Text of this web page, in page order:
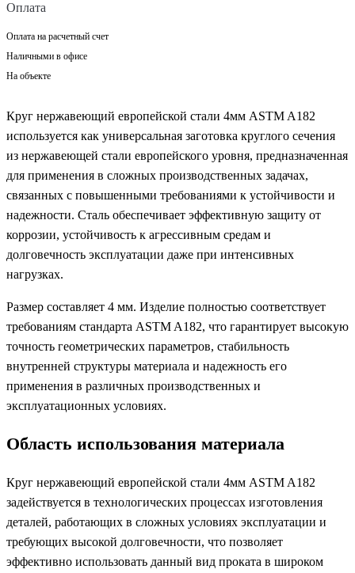
Оплата
Оплата на расчетный счет
Наличными в офисе
На объекте
Круг нержавеющий европейской стали 4мм ASTM A182
используется как универсальная заготовка круглого сечения
из нержавеющей стали европейского уровня, предназначенная
для применения в сложных производственных задачах,
связанных с повышенными требованиями к устойчивости и
надежности. Сталь обеспечивает эффективную защиту от
коррозии, устойчивость к агрессивным средам и
долговечность эксплуатации даже при интенсивных
нагрузках.
Размер составляет 4 мм. Изделие полностью соответствует
требованиям стандарта ASTM A182, что гарантирует высокую
точность геометрических параметров, стабильность
внутренней структуры материала и надежность его
применения в различных производственных и
эксплуатационных условиях.
Область использования материала
Круг нержавеющий европейской стали 4мм ASTM A182
задействуется в технологических процессах изготовления
деталей, работающих в сложных условиях эксплуатации и
требующих высокой долговечности, что позволяет
эффективно использовать данный вид проката в широком